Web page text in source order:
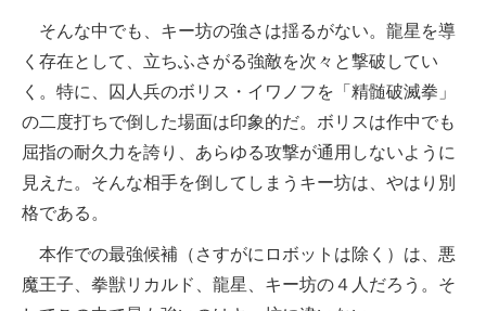
そんな中でも、キー坊の強さは揺るがない。龍星を導
く存在として、立ちふさがる強敵を次々と撃破してい
く。特に、囚人兵のボリス・イワノフを「精髄破滅拳」
の二度打ちで倒した場面は印象的だ。ボリスは作中でも
屈指の耐久力を誇り、あらゆる攻撃が通用しないように
見えた。そんな相手を倒してしまうキー坊は、やはり別
格である。
本作での最強候補（さすがにロボットは除く）は、悪
魔王子、拳獣リカルド、龍星、キー坊の４人だろう。そ